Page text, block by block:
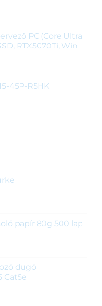
PC (Core Ultra
RTX5070Ti, Win
45P-R5HK
papír 80g 500 lap
dugó
Cat5e